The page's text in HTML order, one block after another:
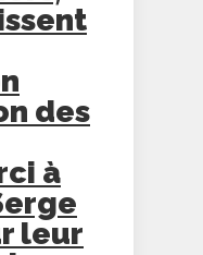
des
à
leur